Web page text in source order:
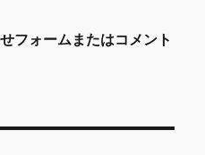
フォームまたはコメント